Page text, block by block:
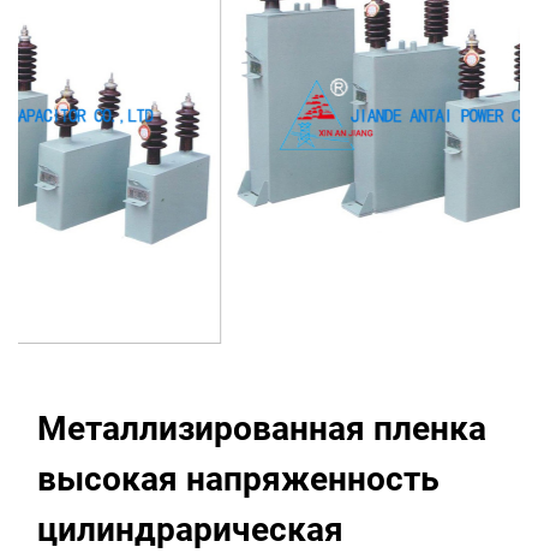
Металлизированная пленка
высокая напряженность
цилиндрарическая